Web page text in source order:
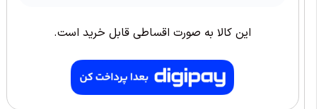
این کالا به صورت اقساطی قابل خرید است.